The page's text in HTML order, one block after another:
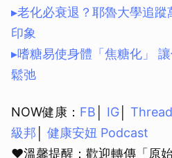
▸老化必衰退？耶魯大學追
印象
▸嗜糖易使身體「焦糖化」
鬆弛
NOW健康： FB IG
級邦
健康安妞 Podcast
❤溫馨提醒：歡迎轉傳「原